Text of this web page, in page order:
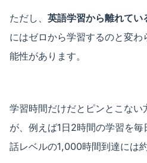
ただし、 英語学習から離れてい
にはゼロから学習するのと変
能性があります。
学習時間だけだとピンとこない
が、例えば1日2時間の学習を
話レベルの1,000時間到達には